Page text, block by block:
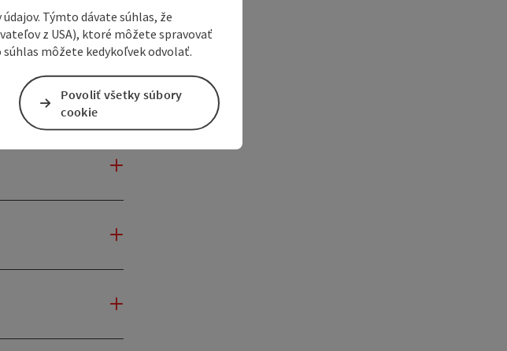
Týmto dávate súhlas, že
z USA), ktoré môžete spravovať
môžete kedykoľvek odvolať.
Povoliť všetky súbory
cookie